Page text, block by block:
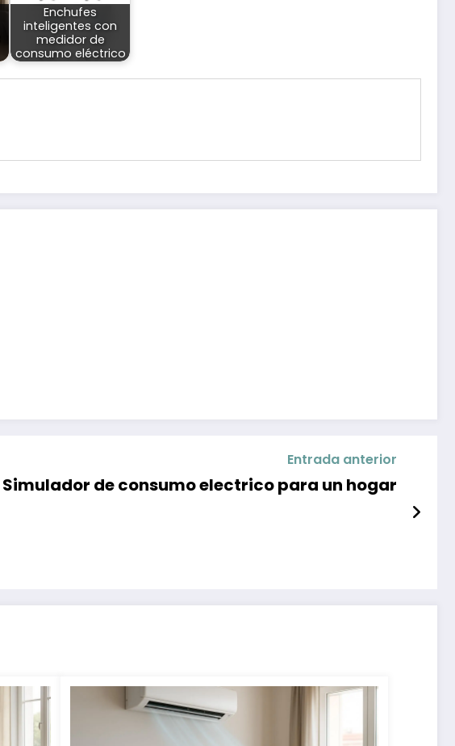
Enchufes
inteligentes con
medidor de
consumo eléctrico
Entrada anterior
Simulador de consumo electrico para un hogar